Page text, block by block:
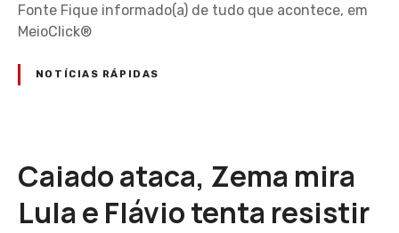
Fonte Fique informado(a) de tudo que acontece, em
MeioClick®
NOTÍCIAS RÁPIDAS
Caiado ataca, Zema mira
Lula e Flávio tenta resistir